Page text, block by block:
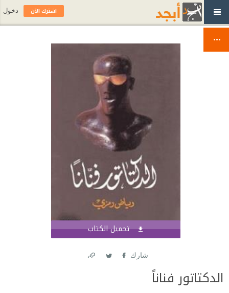
تحميل الكتاب
شارك
الدكتاتور فناناً
اشترك الآن دخول